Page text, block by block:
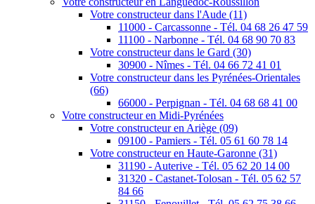
Votre constructeur dans l'Aude (11)
11000 - Carcassonne - Tél. 04 68 26 47 59
11100 - Narbonne - Tél. 04 68 90 70 83
Votre constructeur dans le Gard (30)
30900 - Nîmes - Tél. 04 66 72 41 01
Votre constructeur dans les Pyrénées-Orientales
(66)
66000 - Perpignan - Tél. 04 68 68 41 00
Votre constructeur en Midi-Pyrénées
Votre constructeur en Ariège (09)
09100 - Pamiers - Tél. 05 61 60 78 14
Votre constructeur en Haute-Garonne (31)
31190 - Auterive - Tél. 05 62 20 14 00
31320 - Castanet-Tolosan - Tél. 05 62 57
84 66